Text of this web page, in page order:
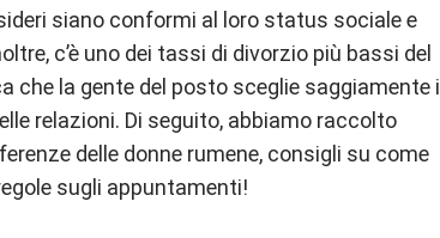
siano conformi al loro status sociale e
c’è uno dei tassi di divorzio più bassi del
che la gente del posto sceglie saggiamente i
relazioni. Di seguito, abbiamo raccolto
delle donne rumene, consigli su come
sugli appuntamenti!